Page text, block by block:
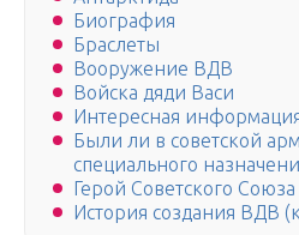
Биография
Браслеты
Вооружение ВДВ
Войска дяди Васи
Интересная
Были ли в советской
специального
Герой Советского Союза
История создания ВДВ